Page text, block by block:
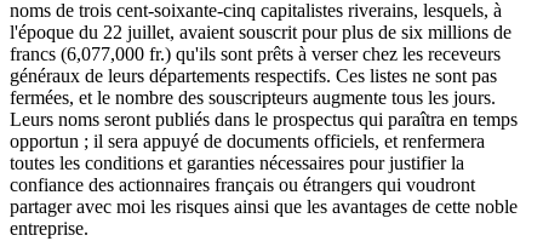
noms de trois cent-soixante-cinq capitalistes riverains, lesquels, à
l'époque du 22 juillet, avaient souscrit pour plus de six millions de
francs (6,077,000 fr.) qu'ils sont prêts à verser chez les receveurs
généraux de leurs départements respectifs. Ces listes ne sont pas
fermées, et le nombre des souscripteurs augmente tous les jours.
Leurs noms seront publiés dans le prospectus qui paraîtra en temps
opportun ; il sera appuyé de documents officiels, et renfermera
toutes les conditions et garanties nécessaires pour justifier la
confiance des actionnaires français ou étrangers qui voudront
partager avec moi les risques ainsi que les avantages de cette noble
entreprise.